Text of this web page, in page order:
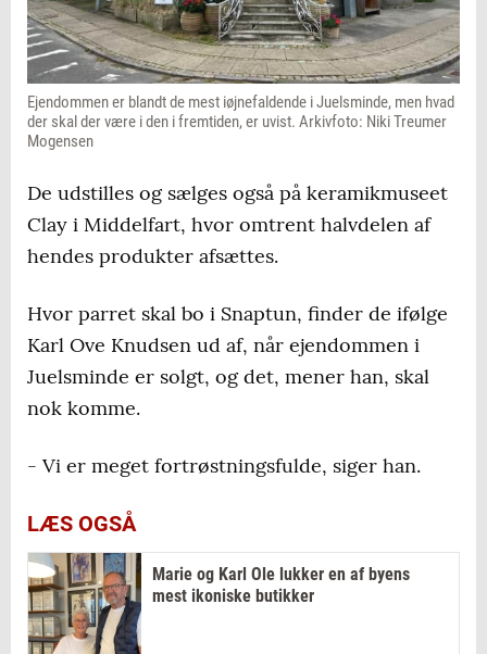
Ejendommen er blandt de mest iøjnefaldende i Juelsminde, men hvad
der skal der være i den i fremtiden, er uvist. Arkivfoto: Niki Treumer
Mogensen
De udstilles og sælges også på keramikmuseet
Clay i Middelfart, hvor omtrent halvdelen af
hendes produkter afsættes.
Hvor parret skal bo i Snaptun, finder de ifølge
Karl Ove Knudsen ud af, når ejendommen i
Juelsminde er solgt, og det, mener han, skal
nok komme.
- Vi er meget fortrøstningsfulde, siger han.
LÆS OGSÅ
Marie og Karl Ole lukker en af byens
mest ikoniske butikker